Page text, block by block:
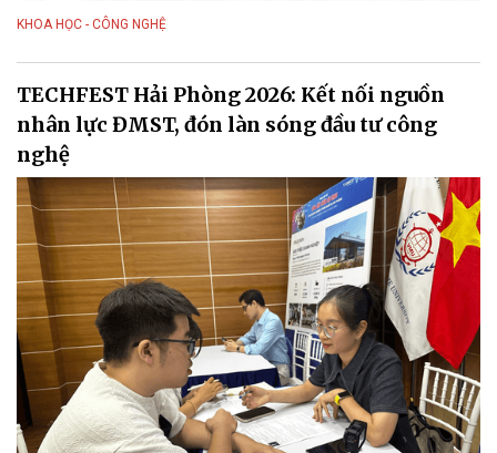
KHOA HỌC - CÔNG NGHỆ
TECHFEST Hải Phòng 2026: Kết nối nguồn
nhân lực ĐMST, đón làn sóng đầu tư công
nghệ